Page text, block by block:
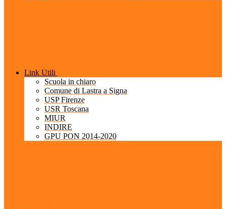
Link Utili
Scuola in chiaro
Comune di Lastra a Signa
USP Firenze
USR Toscana
MIUR
INDIRE
GPU PON 2014-2020